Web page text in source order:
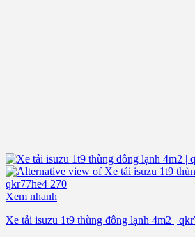
Xem nhanh
Xe tải isuzu 1t9 thùng đông lạnh 4m2 |